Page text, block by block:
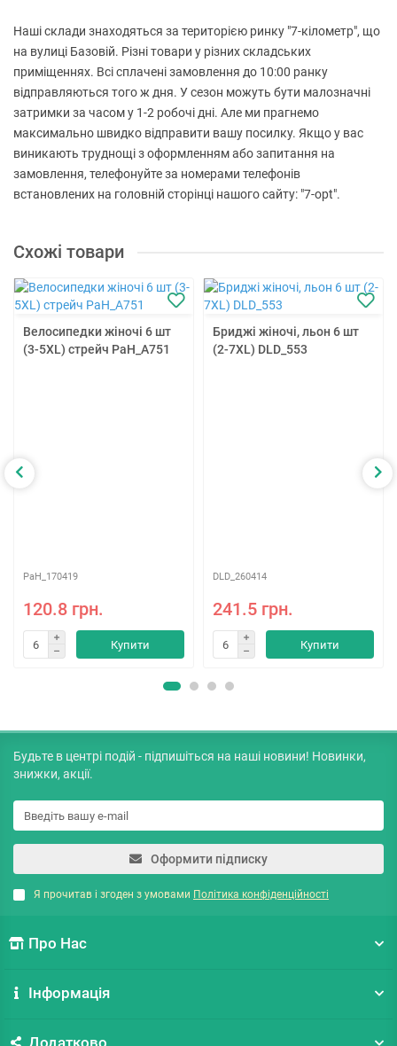
Наші склади знаходяться за територією ринку "7-кілометр", що
на вулиці Базовій. Різні товари у різних складських
приміщеннях. Всі сплачені замовлення до 10:00 ранку
відправляються того ж дня. У сезон можуть бути малозначні
затримки за часом у 1-2 робочі дні. Але ми прагнемо
максимально швидко відправити вашу посилку. Якщо у вас
виникають труднощі з оформленням або запитання на
замовлення, телефонуйте за номерами телефонів
встановлених на головній сторінці нашого сайту: "7-opt".
Схожі товари
Велосипедки жіночі 6 шт
(3-5XL) стрейч PaH_A751
PaH_170419
120.8 грн.
Купити
Бриджі жіночі, льон 6 шт
(2-7XL) DLD_553
DLD_260414
241.5 грн.
Купити
Будьте в центрі подій - підпишіться на наші новини! Новинки,
знижки, акції.
Оформити підписку
Я прочитав і згоден з умовами Політика конфіденційності
Про Нас
Інформація